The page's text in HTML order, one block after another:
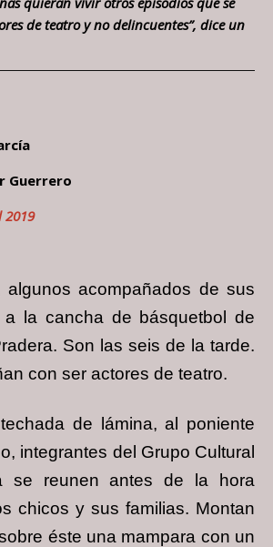
de teatro y no delincuentes”, dice un
Guerrero
2019
algunos acompañados de sus
a la cancha de básquetbol de
Son las seis de la tarde.
con ser actores de teatro.
de lámina, al poniente
integrantes del Grupo Cultural
se reunen antes de la hora
chicos y sus familias. Montan
éste una mampara con un